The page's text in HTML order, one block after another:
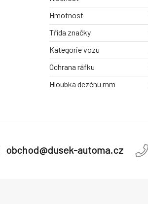
Hmotnost
Třída značky
Kategorie vozu
Ochrana ráfku
Hloubka dezénu mm
obchod@dusek-automa.cz